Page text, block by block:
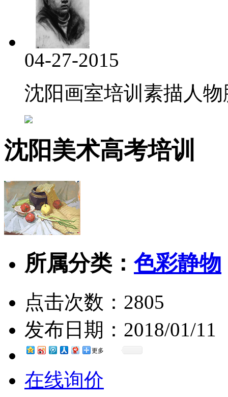
04-27-2015
沈阳画室培训素描人物
沈阳美术高考培训
所属分类： 色彩静物
点击次数： 2805
发布日期： 2018/01/11
更多
在线询价